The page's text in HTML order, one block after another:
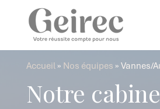
Notre
Accueil» Nos équipes » Vannes/
Panneau de gestion des cookies